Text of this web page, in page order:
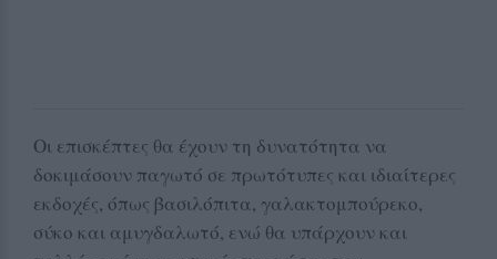
Οι επισκέπτες θα έχουν τη δυνατότητα να
δοκιμάσουν παγωτό σε πρωτότυπες και ιδιαίτερες
εκδοχές, όπως βασιλόπιτα, γαλακτομπούρεκο,
σύκο και αμυγδαλωτό, ενώ θα υπάρχουν και